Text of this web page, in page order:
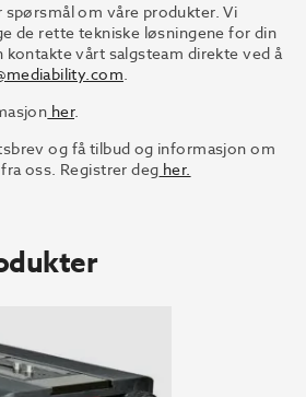
om våre produkter. Vi
de rette tekniske løsningene for din
kontakte vårt salgsteam direkte ved å
.
her.
og få tilbud og informasjon om
oss. Registrer deg her.